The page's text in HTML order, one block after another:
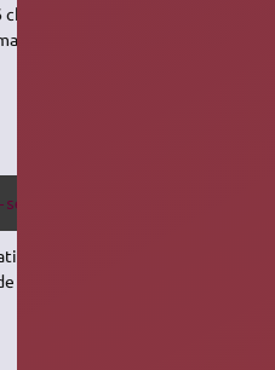
chiffres
11 caractères
de la clé WPA qui
windows. Cependant le UUID